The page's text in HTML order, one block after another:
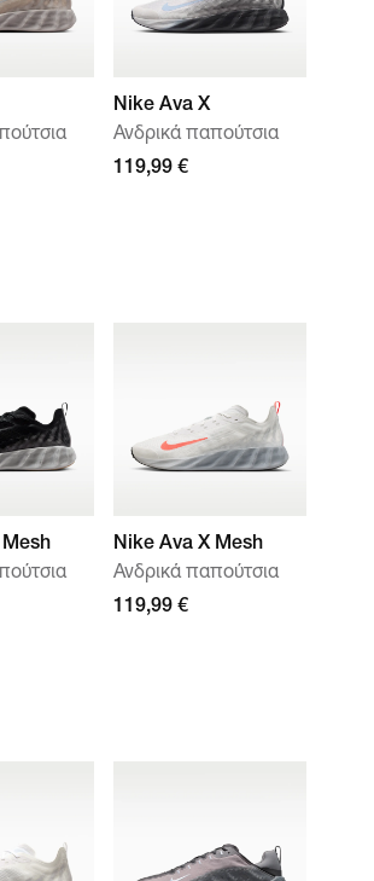
Nike Ava X
Ανδρικά παπούτσια
119,99 €
Nike Ava X Mesh
Ανδρικά παπούτσια
119,99 €